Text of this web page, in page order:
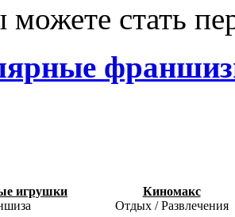
стать
игрушки
Киномакс
Отдых / Развлечения